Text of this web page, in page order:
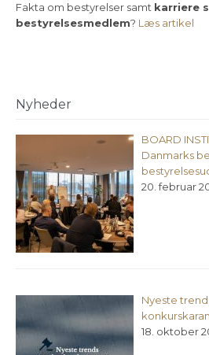
Fakta om bestyrelser samt karriere
bestyrelsesmedlem? Læs artikel
Nyheder
BOARD
Danmarks
20. februar
Nyeste
18. oktober